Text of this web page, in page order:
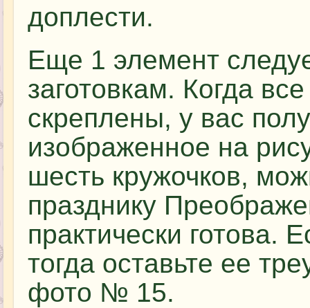
доплести.
Еще 1 элемент
заготовкам. Когда
скреплены, у вас
изображенное на
шесть кружочков,
празднику
практически готова.
тогда оставьте ее
фото № 15.